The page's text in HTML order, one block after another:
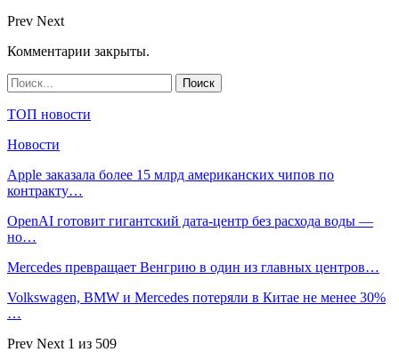
Prev Next
Комментарии закрыты.
ТОП новости
Новости
Apple заказала более 15 млрд американских чипов по
контракту…
OpenAI готовит гигантский дата-центр без расхода воды —
но…
Mercedes превращает Венгрию в один из главных центров…
Volkswagen, BMW и Mercedes потеряли в Китае не менее 30%
…
Prev Next 1 из 509